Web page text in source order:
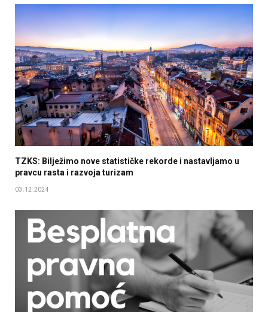
TZKS: Bilježimo nove statističke rekorde i nastavljamo u
pravcu rasta i razvoja turizam
03.12.2024